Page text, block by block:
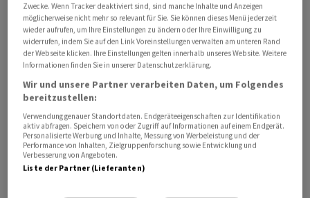
Trotz eines trägeren Geschäfts hat der Online-
ModehändlerZalandoim vergangenen Quartal dank
Kostenkontrolle operativ mehr verdient als gedacht. Bei
einem leichten Umsatzrückgang verdoppelte sich das
bereinigte Ergebnis vor Zinsen und Steuern (Ebit)
nahezu auf knapp 145 Millionen Euro, wie das im
notierte Unternehmen am Donnerstag in Berlin
mitteilte. Unter dem Strich verdienteZalandoim
zweiten Quartal 56,6 Millionen Euro nach 14 Millionen
Euro im Vorjahreszeitraum.
Zwecke. Wenn Tracker deaktiviert sind, sind manche Inhalte und Anzeigen
möglicherweise nicht mehr so relevant für Sie. Sie können dieses Menü jederzeit
wieder aufrufen, um Ihre Einstellungen zu ändern oder Ihre Einwilligung zu
widerrufen, indem Sie auf den Link Voreinstellungen verwalten am unteren Rand
der Webseite klicken. Ihre Einstellungen gelten innerhalb unseres Website. Weitere
Informationen finden Sie in unserer Datenschutzerklärung.
Wir und unsere Partner verarbeiten Daten, um Folgendes
bereitzustellen:
Verwendung genauer Standortdaten. Endgeräteeigenschaften zur Identifikation
aktiv abfragen. Speichern von oder Zugriff auf Informationen auf einem Endgerät.
Personalisierte Werbung und Inhalte, Messung von Werbeleistung und der
Performance von Inhalten, Zielgruppenforschung sowie Entwicklung und
Verbesserung von Angeboten.
Liste der Partner (Lieferanten)